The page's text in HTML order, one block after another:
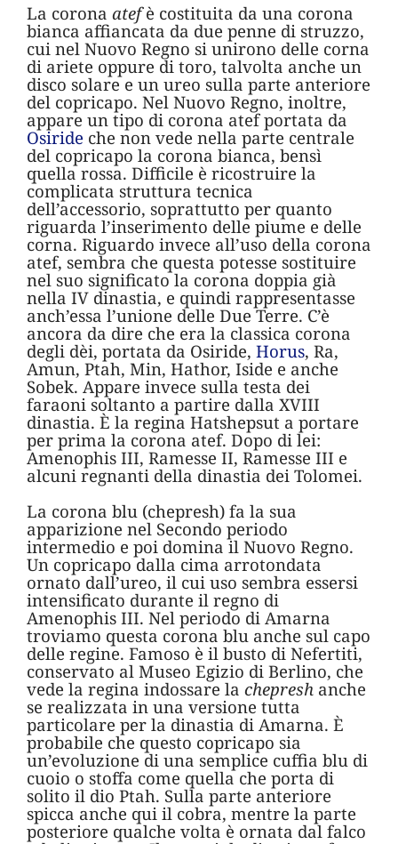
La corona atefè costituita da una corona
bianca affiancata da due penne di struzzo,
cui nel Nuovo Regno si unirono delle corna
di ariete oppure di toro, talvolta anche un
disco solare e un ureo sulla parte anteriore
del copricapo. Nel Nuovo Regno, inoltre,
appare un tipo di corona atef portata da
Osiride che non vede nella parte centrale
del copricapo la corona bianca, bensì
quella rossa. Difficile è ricostruire la
complicata struttura tecnica
dell’accessorio, soprattutto per quanto
riguarda l’inserimento delle piume e delle
corna. Riguardo invece all’uso della corona
atef, sembra che questa potesse sostituire
nel suo significato la corona doppia già
nella IV dinastia, e quindi rappresentasse
anch’essa l’unione delle Due Terre. C’è
ancora da dire che era la classica corona
degli dèi, portata da Osiride, Horus, Ra,
Amun, Ptah, Min, Hathor, Iside e anche
Sobek. Appare invece sulla testa dei
faraoni soltanto a partire dalla XVIII
dinastia. È la regina Hatshepsut a portare
per prima la corona atef. Dopo di lei:
Amenophis III, Ramesse II, Ramesse III e
alcuni regnanti della dinastia dei Tolomei.
La corona blu (chepresh) fa la sua
apparizione nel Secondo periodo
intermedio e poi domina il Nuovo Regno.
Un copricapo dalla cima arrotondata
ornato dall’ureo, il cui uso sembra essersi
intensificato durante il regno di
Amenophis III. Nel periodo di Amarna
troviamo questa corona blu anche sul capo
delle regine. Famoso è il busto di Nefertiti,
conservato al Museo Egizio di Berlino, che
vede la regina indossare la chepresh anche
se realizzata in una versione tutta
particolare per la dinastia di Amarna. È
probabile che questo copricapo sia
un’evoluzione di una semplice cuffia blu di
cuoio o stoffa come quella che porta di
solito il dio Ptah. Sulla parte anteriore
spicca anche qui il cobra, mentre la parte
posteriore qualche volta è ornata dal falco